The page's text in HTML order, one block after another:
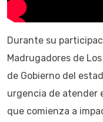
Durante su
Madrugadores de
de Gobierno del
urgencia de atender
que comienza a